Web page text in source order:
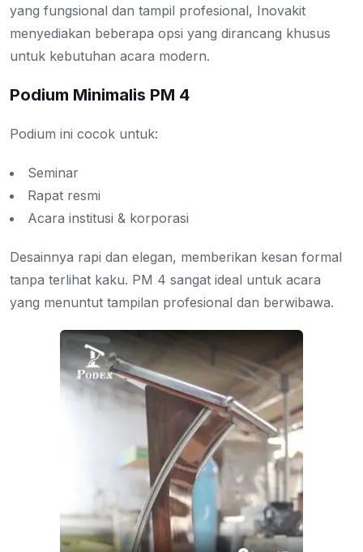
yang fungsional dan tampil profesional, Inovakit
menyediakan beberapa opsi yang dirancang khusus
untuk kebutuhan acara modern.
Podium Minimalis PM 4
Podium ini cocok untuk:
Seminar
Rapat resmi
Acara institusi & korporasi
Desainnya rapi dan elegan, memberikan kesan formal
tanpa terlihat kaku. PM 4 sangat ideal untuk acara
yang menuntut tampilan profesional dan berwibawa.